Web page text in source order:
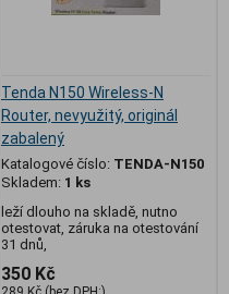
Tenda N150 Wireless-N
Router, nevyužitý, originál
zabalený
Katalogové číslo: TENDA-N150
Skladem: 1 ks
leží dlouho na skladě, nutno
otestovat, záruka na otestování
31 dnů,
350 Kč